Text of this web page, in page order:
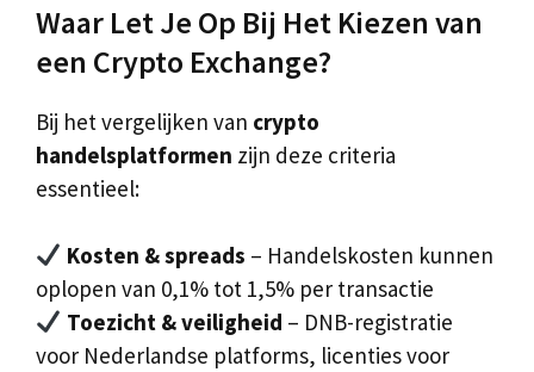
Waar Let Je Op Bij Het Kiezen van
een Crypto Exchange?
Bij het vergelijken van crypto
handelsplatformen zijn deze criteria
essentieel:
Kosten & spreads – Handelskosten kunnen
oplopen van 0,1% tot 1,5% per transactie
Toezicht & veiligheid – DNB-registratie
voor Nederlandse platforms, licenties voor